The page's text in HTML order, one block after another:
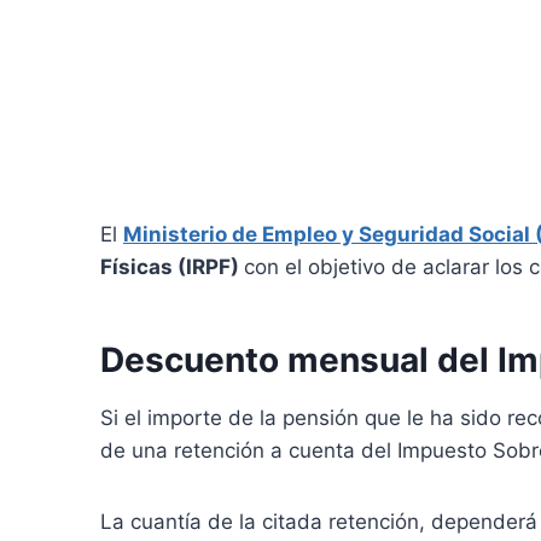
El Ministerio de Empleo y Seguridad Social
Físicas (IRPF) con el objetivo de aclarar los
Descuento mensual del
Si el importe de la pensión que le ha sido
de una retención a cuenta del Impuesto
La cuantía de la citada retención,